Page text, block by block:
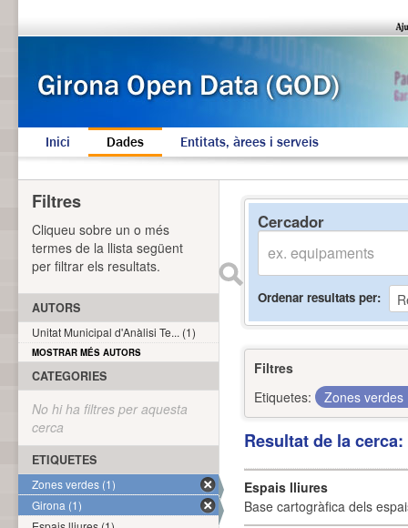
Inici Dades Entitats, àrees i serveis
Cercador
Ordenar resultats per
Filtres
Etiquetes:
Zones verdes
Resultat de la
Espais lliures
Base cartogràfica dels
Filtres
Cliqueu sobre un o més
termes de la llista següent
per filtrar els resultats.
AUTORS
Unitat Municipal d'Anàlisi Te... (1)
MOSTRAR MÉS AUTORS
CATEGORIES
No hi ha filtres per aquesta
cerca
ETIQUETES
Zones verdes (1)
Girona (1)